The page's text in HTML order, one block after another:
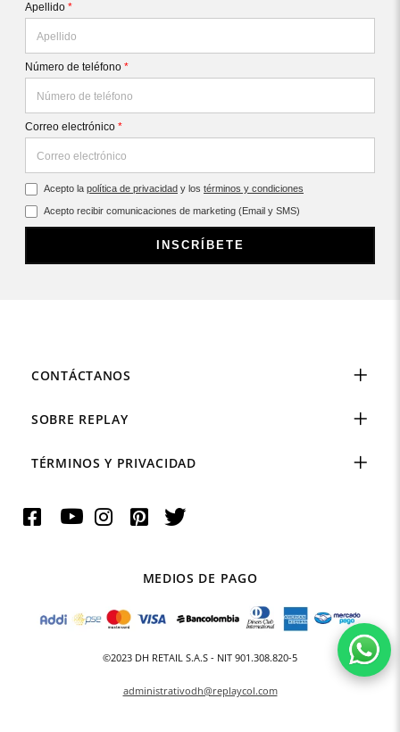
Apellido *
Número de teléfono *
Correo electrónico *
Acepto la política de privacidad y los términos y condiciones
Acepto recibir comunicaciones de marketing (Email y SMS)
INSCRÍBETE
CONTÁCTANOS
SOBRE REPLAY
TÉRMINOS Y PRIVACIDAD
MEDIOS DE PAGO
©2023 DH RETAIL S.A.S - NIT 901.308.820-5
administrativodh@replaycol.com